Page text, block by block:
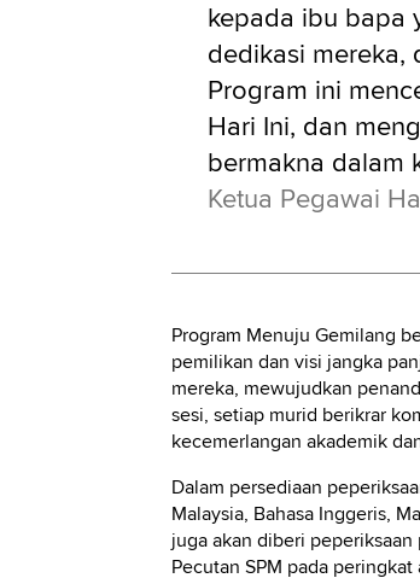
kepada ibu bapa
dedikasi mereka,
Program ini
Hari Ini, dan
bermakna dalam
Ketua Pegawai
Program Menuju Gemilang
pemilikan dan visi jangka
mereka, mewujudkan
sesi, setiap murid berikrar
kecemerlangan akademik
Dalam persediaan
Malaysia, Bahasa Inggeris,
juga akan diberi
Pecutan SPM pada peringkat